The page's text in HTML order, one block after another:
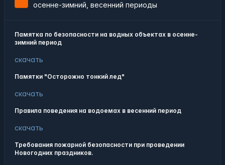
осенне-зимний, весенний периоды
Памятка по безопасности на водных объектах в осенне-
зимний период
скачать
Памятки "Осторожно тонкий лед"
скачать
Правила поведения на водоемах в весенний период
скачать
Требования пожарной безопасности при проведении
Новогодних праздников.